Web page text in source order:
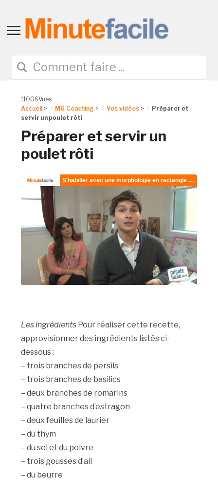
Toggle
navigation
11006Vues
Accueil > M6 Coaching > Vos vidéos >
Préparer et
servir un poulet rôti
Préparer et servir un
poulet rôti
Les ingrédients Pour réaliser cette recette,
approvisionner des ingrédients listés ci-
dessous :
– trois branches de persils
– trois branches de basilics
– deux branches de romarins
– quatre branches d’estragon
– deux feuilles de laurier
– du thym
– du sel et du poivre
– trois gousses d’ail
– du beurre